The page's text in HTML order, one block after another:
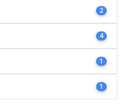
2
4
1
1